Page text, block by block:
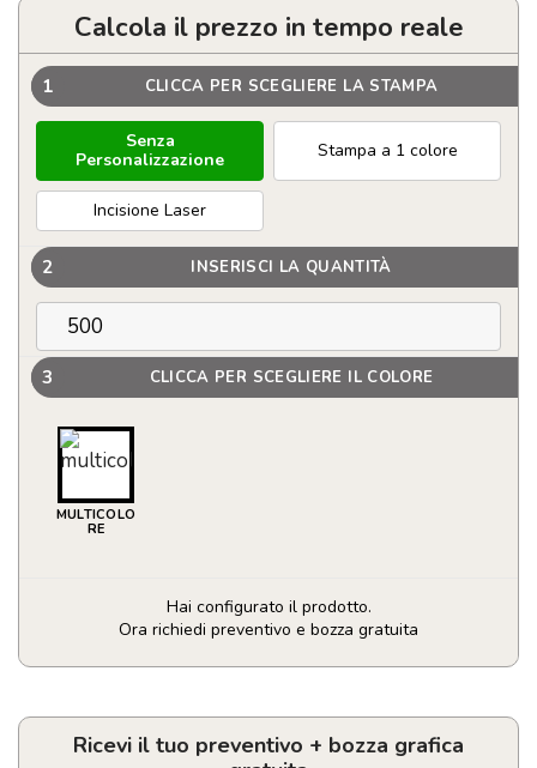
Calcola il prezzo in tempo reale
1 CLICCA PER SCEGLIERE LA STAMPA
Senza
Personalizzazione
Stampa a 1 colore
Incisione Laser
2 INSERISCI LA QUANTITÀ
3 CLICCA PER SCEGLIERE IL COLORE
MULTICOLO
RE
Hai configurato il prodotto.
Ora richiedi preventivo e bozza gratuita
Etichetta
in
sugheroRicevi il tuo preventivo + bozza grafica